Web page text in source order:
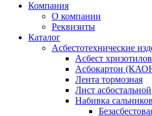
Компания
О компании
Реквизиты
Каталог
Асбестотехнические
Асбест
Асбокартон
Лента тормозная
Лист асбостальной
Набивка